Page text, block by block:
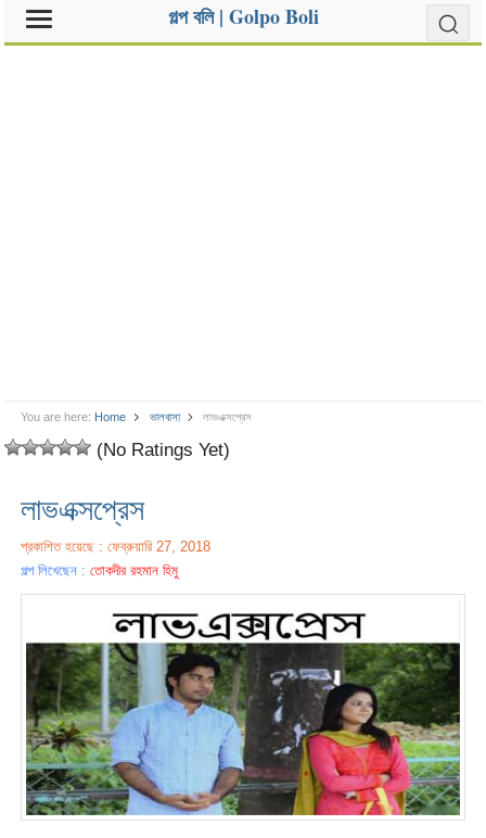
গল্প বলি | Golpo Boli
You are here: Home ভালবাসা লাভএক্সপ্রেস
(No Ratings Yet)
লাভএক্সপ্রেস
প্রকাশিত হয়েছে : ফেব্রুয়ারি 27, 2018
গল্প লিখেছেন :তোকদীর রহমান হিমু